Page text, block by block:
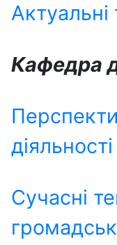
Актуальні
Кафедра
Сучасні